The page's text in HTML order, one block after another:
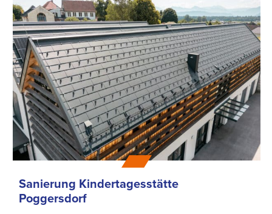
Sanierung Kindertagesstätte
Poggersdorf